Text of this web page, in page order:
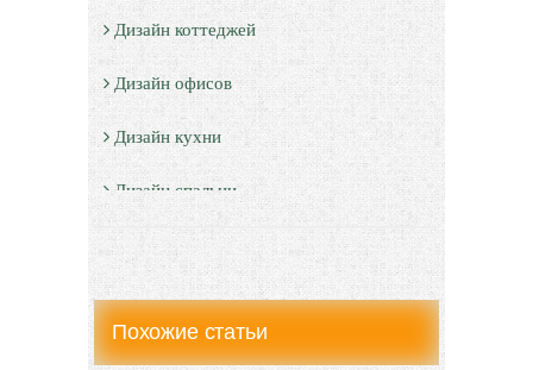
Дизайн коттеджей
Дизайн офисов
Дизайн кухни
Дизайн спальни
Дизайн санузлов
Дизайн гостевой
Дизайн детской
Похожие статьи